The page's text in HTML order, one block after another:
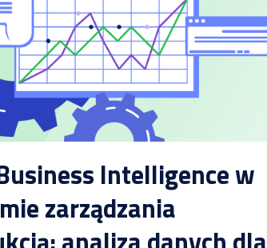
Intelligence w
zarządzania